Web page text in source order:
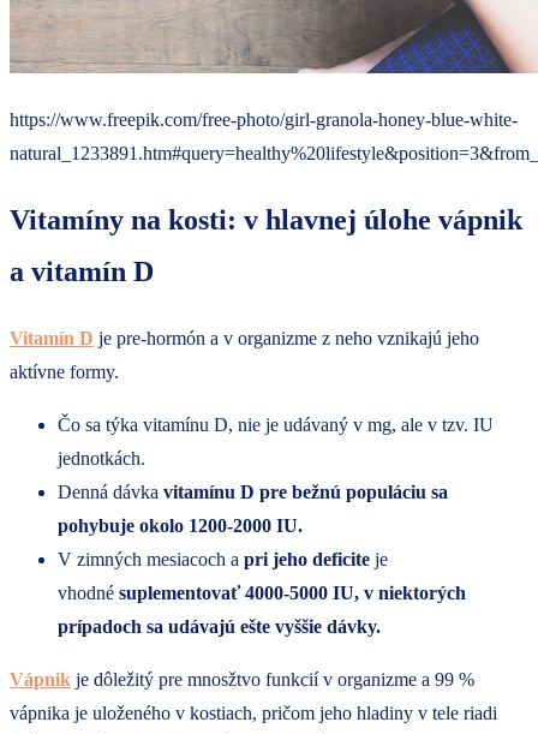
https://www.freepik.com/free-photo/girl-granola-honey-blue-white-
Vitamíny na kosti: v hlavnej úlohe vápnik
a vitamín D
Vitamín D je pre-hormón a v organizme z neho vznikajú jeho
aktívne formy.
Čo sa týka vitamínu D, nie je udávaný v mg, ale v tzv. IU
jednotkách.
Denná dávka vitamínu D pre bežnú populáciu sa
pohybuje okolo 1200-2000 IU.
V zimných mesiacoch a pri jeho deficite je
vhodné suplementovať 4000-5000 IU, v niektorých
prípadoch sa udávajú ešte vyššie dávky.
Vápnik je dôležitý pre mnosžtvo funkcií v organizme a 99 %
vápnika je uloženého v kostiach, pričom jeho hladiny v tele riadi